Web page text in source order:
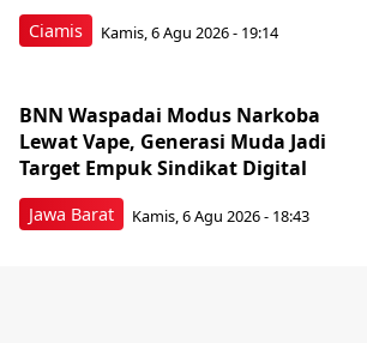
Ciamis Kamis, 6 Agu 2026 - 19:14
Jawa Barat
BNN Waspadai Modus Narkoba
Lewat Vape, Generasi Muda Jadi
Target Empuk Sindikat Digital
Kamis, 6 Agu 2026 - 18:43